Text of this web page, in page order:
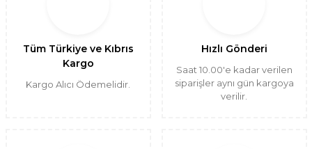
Tüm Türkiye ve Kıbrıs
Kargo
Kargo Alıcı Ödemelidir.
Hızlı Gönderi
Saat 10.00'e kadar verilen
siparişler aynı gün kargoya
verilir.